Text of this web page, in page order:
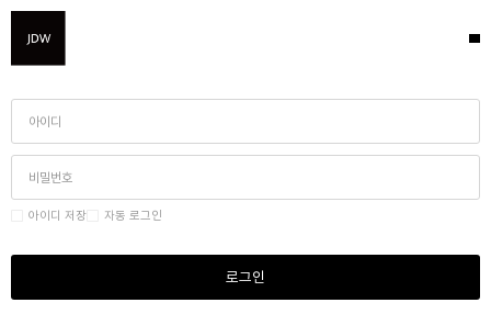
아이디 저장 자동 로그인
로그인